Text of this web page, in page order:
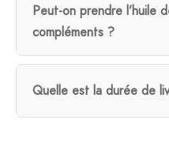
Peut-on prendre l’huile
compléments ?
Quelle est la durée de